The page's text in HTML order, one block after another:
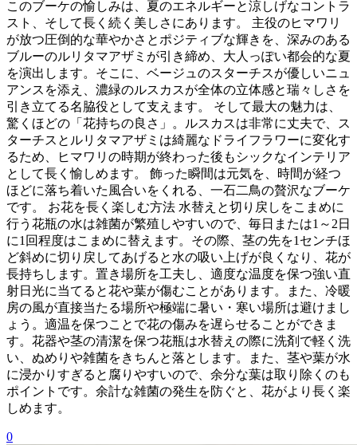
このブーケの愉しみは、夏のエネルギーと涼しげなコントラ
スト、そして長く続く美しさにあります。 主役のヒマワリ
が放つ圧倒的な華やかさとポジティブな輝きを、深みのある
ブルーのルリタマアザミが引き締め、大人っぽい都会的な夏
を演出します。そこに、ベージュのスターチスが優しいニュ
アンスを添え、濃緑のルスカスが全体の立体感と瑞々しさを
引き立てる名脇役として支えます。 そして最大の魅力は、
驚くほどの「花持ちの良さ」。ルスカスは非常に丈夫で、ス
ターチスとルリタマアザミは綺麗なドライフラワーに変化す
るため、ヒマワリの時期が終わった後もシックなインテリア
として長く愉しめます。 飾った瞬間は元気を、時間が経つ
ほどに落ち着いた風合いをくれる、一石二鳥の贅沢なブーケ
です。 お花を長く楽しむ方法 水替えと切り戻しをこまめに
行う花瓶の水は雑菌が繁殖しやすいので、毎日または1～2日
に1回程度はこまめに替えます。その際、茎の先を1センチほ
ど斜めに切り戻してあげると水の吸い上げが良くなり、花が
長持ちします。置き場所を工夫し、適度な温度を保つ強い直
射日光に当てると花や葉が傷むことがあります。また、冷暖
房の風が直接当たる場所や極端に暑い・寒い場所は避けまし
ょう。適温を保つことで花の傷みを遅らせることができま
す。花器や茎の清潔を保つ花瓶は水替えの際に洗剤で軽く洗
い、ぬめりや雑菌をきちんと落とします。また、茎や葉が水
に浸かりすぎると腐りやすいので、余分な葉は取り除くのも
ポイントです。余計な雑菌の発生を防ぐと、花がより長く楽
しめます。
0